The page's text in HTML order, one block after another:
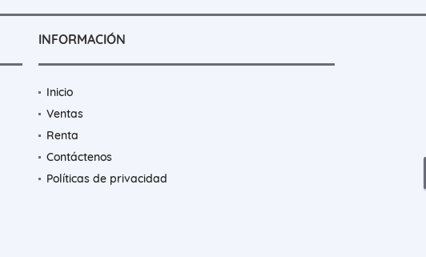
INFORMACIÓN
Inicio
Ventas
Renta
Contáctenos
Políticas de privacidad